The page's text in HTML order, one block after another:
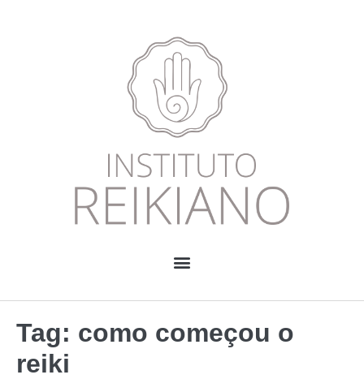
Tag: como começou o
reiki